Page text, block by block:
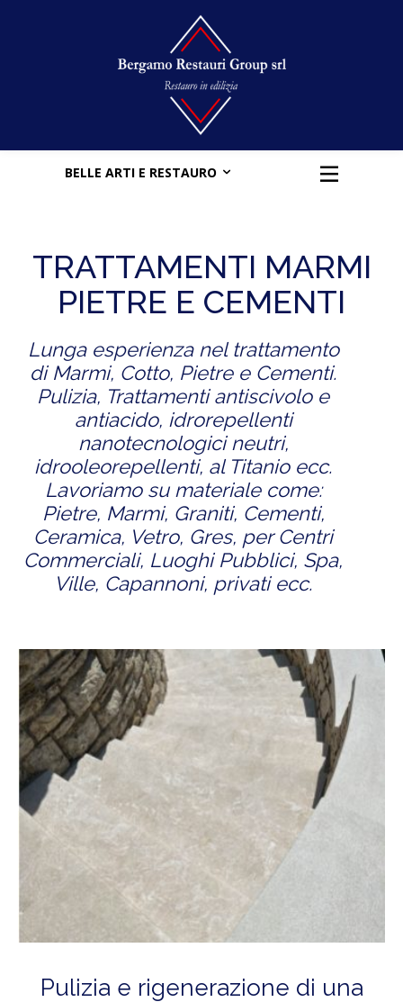
BELLE ARTI E RESTAURO
TRATTAMENTI MARMI
PIETRE E CEMENTI
Lunga esperienza nel trattamento
di Marmi, Cotto, Pietre e Cementi.
Pulizia, Trattamenti antiscivolo e
antiacido, idrorepellenti
nanotecnologici neutri,
idrooleorepellenti, al Titanio ecc.
Lavoriamo su materiale come:
Pietre, Marmi, Graniti, Cementi,
Ceramica, Vetro, Gres, per Centri
Commerciali, Luoghi Pubblici, Spa,
Ville, Capannoni, privati ecc.
Pulizia e rigenerazione di una